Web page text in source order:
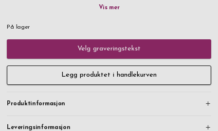
Fyll hytteboka med dine erfaringer under hyttebesøk og alt annet
Et eksklusivt merkebånd markerer enkelt hvor neste tomme side er.
På forsiden er en sølvfarget metallplate med egen graveringstekst
som du enkelt kan velge nedenfor. Bestill i dag.
På lager
Velg graveringstekst
Legg produktet i handlekurven
Produktinformasjon
Leveringsinformasjon